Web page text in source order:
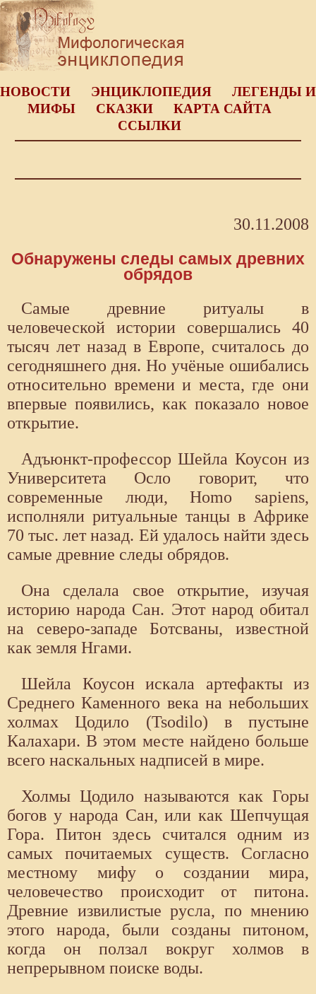
НОВОСТИ ЭНЦИКЛОПЕДИЯ
ЛЕГЕНДЫ И
МИФЫ
СКАЗКИ
КАРТА САЙТА
ССЫЛКИ
30.11.2008
Обнаружены следы самых древних
обрядов
Самые древние ритуалы в
человеческой истории совершались 40
тысяч лет назад в Европе, считалось до
сегодняшнего дня. Но учёные ошибались
относительно времени и места, где они
впервые появились, как показало новое
открытие.
Адъюнкт-профессор Шейла Коусон из
Университета Осло говорит, что
современные люди, Homo sapiens,
исполняли ритуальные танцы в Африке
70 тыс. лет назад. Ей удалось найти здесь
самые древние следы обрядов.
Она сделала свое открытие, изучая
историю народа Сан. Этот народ обитал
на северо-западе Ботсваны, известной
как земля Нгами.
Шейла Коусон искала артефакты из
Среднего Каменного века на небольших
холмах Цодило (Tsodilo) в пустыне
Калахари. В этом месте найдено больше
всего наскальных надписей в мире.
Холмы Цодило называются как Горы
богов у народа Сан, или как Шепчущая
Гора. Питон здесь считался одним из
самых почитаемых существ. Согласно
местному мифу о создании мира,
человечество происходит от питона.
Древние извилистые русла, по мнению
этого народа, были созданы питоном,
когда он ползал вокруг холмов в
непрерывном поиске воды.